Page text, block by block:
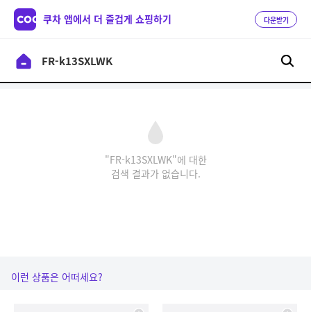
쿠차 앱에서 더 즐겁게 쇼핑하기 다운받기
"FR-k13SXLWK"에 대한
검색 결과가 없습니다.
이런 상품은 어떠세요?